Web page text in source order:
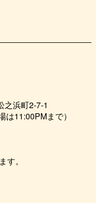
之浜町2-7-1
11:00PMまで）
。